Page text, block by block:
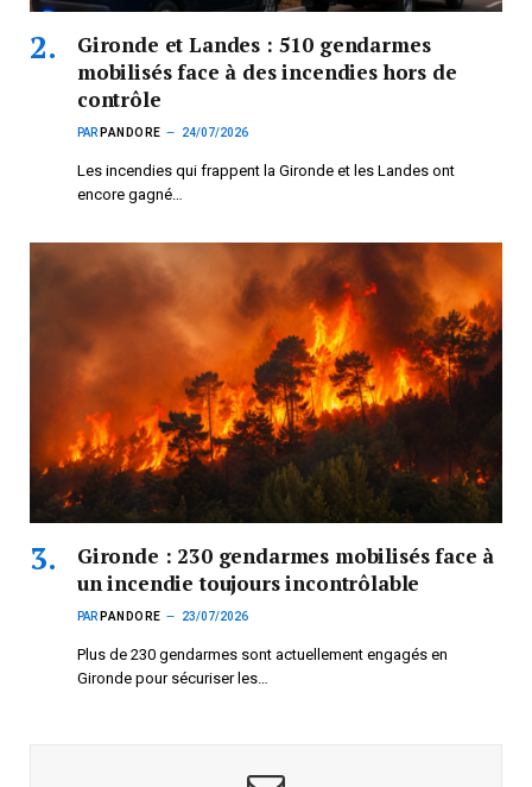
Gironde et Landes : 510 gendarmes
mobilisés face à des incendies hors de
contrôle
PAR PANDORE 24/07/2026
Les incendies qui frappent la Gironde et les Landes ont
encore gagné…
Gironde : 230 gendarmes mobilisés face à
un incendie toujours incontrôlable
PAR PANDORE 23/07/2026
Plus de 230 gendarmes sont actuellement engagés en
Gironde pour sécuriser les…